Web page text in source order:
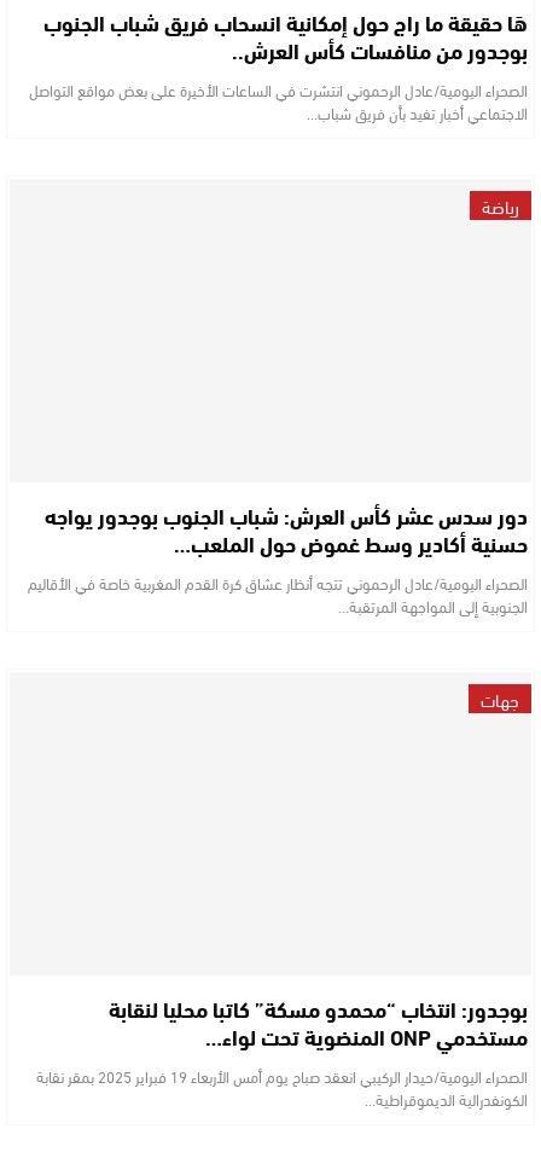
هَا حقيقة ما راج حول إمكانية انسحاب فريق شباب الجنوب
بوجدور من منافسات كأس العرش..
الصحراء اليومية/عادل الرحموني انتشرت في الساعات الأخيرة على بعض مواقع التواصل
الاجتماعي أخبار تفيد بأن فريق شباب…
رياضة
دور سدس عشر كأس العرش: شباب الجنوب بوجدور يواجه
حسنية أكادير وسط غموض حول الملعب…
الصحراء اليومية/عادل الرحموني تتجه أنظار عشاق كرة القدم المغربية خاصة في الأقاليم
الجنوبية إلى المواجهة المرتقبة…
جهات
بوجدور: انتخاب “محمدو مسكة” كاتبا محليا لنقابة
مستخدمي ONP المنضوية تحت لواء…
الصحراء اليومية/حيدار الركيبي انعقد صباح يوم أمس الأربعاء 19 فبراير 2025 بمقر نقابة
الكونفدرالية الديموقراطية…